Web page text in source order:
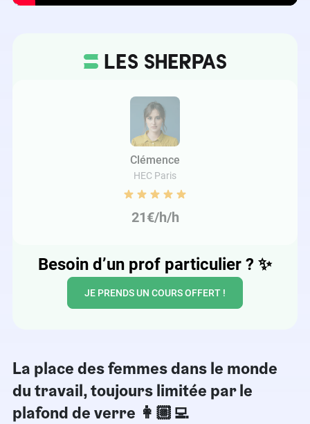
Clémence
HEC Paris
21€/h/h
Besoin d’un prof particulier ? ✨
JE PRENDS UN COURS OFFERT !
La place des femmes dans le monde
du travail, toujours limitée par le
plafond de verre 👩🏼‍💻